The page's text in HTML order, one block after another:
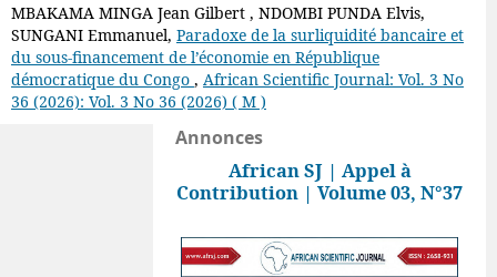
MBAKAMA MINGA Jean Gilbert , NDOMBI PUNDA Elvis,
SUNGANI Emmanuel, Paradoxe de la surliquidité bancaire et
du sous-financement de l’économie en République
démocratique du Congo , African Scientific Journal: Vol. 3 No
36 (2026): Vol. 3 No 36 (2026) ( M )
Annonces
African SJ | Appel à
Contribution | Volume 03, N°37